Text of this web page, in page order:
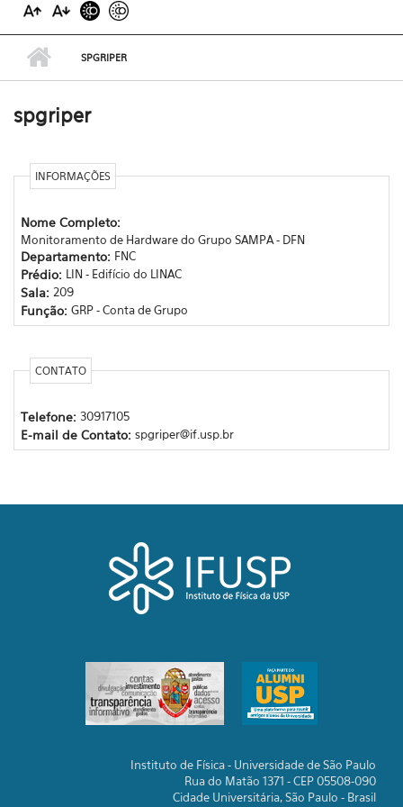
SPGRIPER
spgriper
INFORMAÇÕES
Nome Completo:
Monitoramento de Hardware do Grupo SAMPA - DFN
Departamento: FNC
Prédio: LIN - Edifício do LINAC
Sala: 209
Função: GRP - Conta de Grupo
CONTATO
Telefone: 30917105
E-mail de Contato: spgriper@if.usp.br
Instituto de Física - Universidade de São Paulo
Rua do Matão 1371 - CEP 05508-090
Cidade Universitária, São Paulo - Brasil